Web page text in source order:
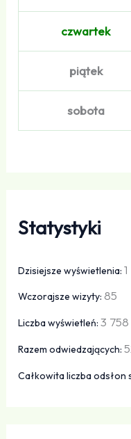
czwartek
piątek
sobota
Statystyki
Dzisiejsze wyświetlenia:1
Wczorajsze wizyty: 85
Liczba wyświetleń:3
Razem odwiedzających:
Całkowita liczba